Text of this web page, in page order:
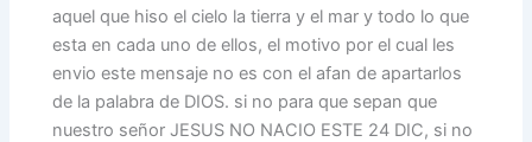
aquel que hiso el cielo la tierra y el mar y todo lo que
esta en cada uno de ellos, el motivo por el cual les
envio este mensaje no es con el afan de apartarlos
de la palabra de DIOS. si no para que sepan que
nuestro señor JESUS NO NACIO ESTE 24 DIC, si no